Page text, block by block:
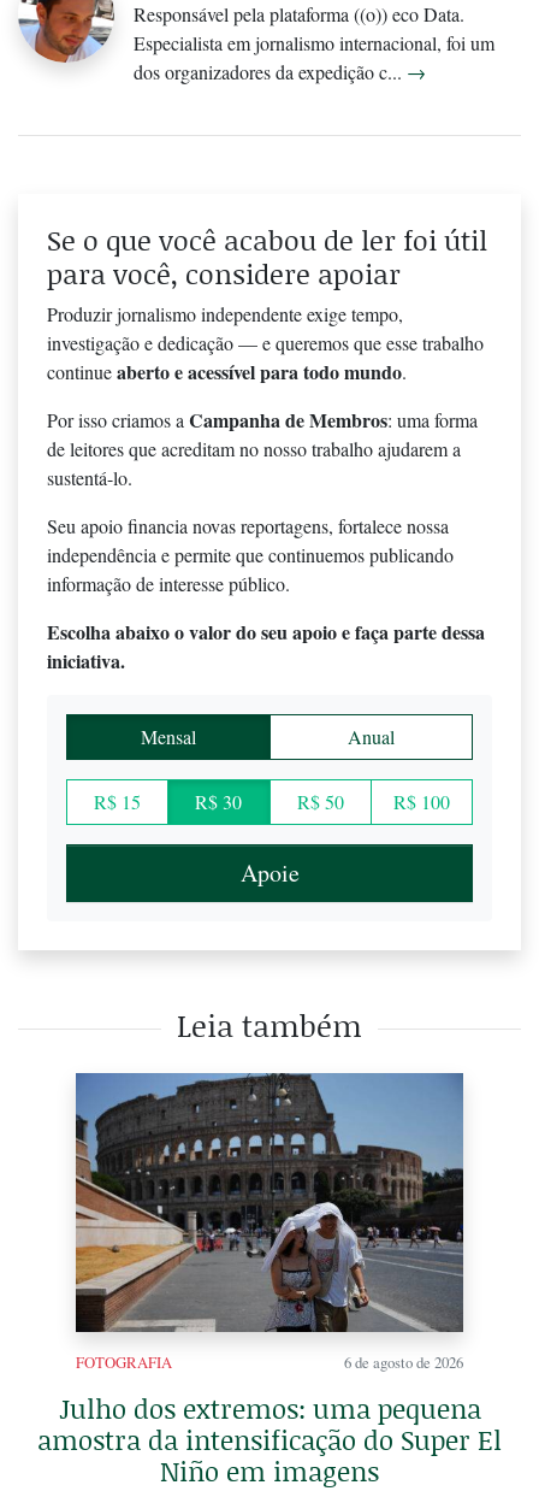
Responsável pela plataforma ((o)) eco Data.
Especialista em jornalismo internacional, foi um
dos organizadores da expedição c... →
Se o que você acabou de ler foi útil
para você, considere apoiar
Produzir jornalismo independente exige tempo,
investigação e dedicação — e queremos que esse trabalho
continueaberto e acessível para todo mundo.
Por isso criamos aCampanha de Membros: uma forma
de leitores que acreditam no nosso trabalho ajudarem a
sustentá-lo.
Seu apoio financia novas reportagens, fortalece nossa
independência e permite que continuemos publicando
informação de interesse público.
Escolha abaixo o valor do seu apoio e faça parte dessa
iniciativa.
Mensal Anual
R$ 15 R$ 30 R$ 50 R$ 100
Apoie
Leia também
FOTOGRAFIA 6 de agosto de 2026
Julho dos extremos: uma pequena
amostra da intensificação do Super El
Niño em imagens